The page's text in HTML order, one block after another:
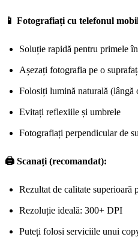
📱 Fotografiați cu telefonul
Soluție rapidă pentru primele
Așezați fotografia pe o
Folosiți lumină naturală (lângă
Evitați reflexiile și umbrele
Fotografiați perpendicular de
🖨️ Scanați (recomandat):
Rezultat de calitate superioară
Rezoluție ideală: 300+ DPI
Puteți folosi serviciile unui